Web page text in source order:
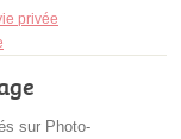
privée
sur Photo-